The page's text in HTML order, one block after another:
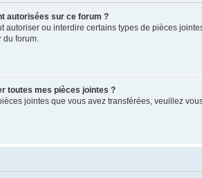
autorisées sur ce forum ?
autoriser ou interdire certains types de pièces
du forum.
toutes mes pièces jointes ?
jointes que vous avez transférées, veuillez